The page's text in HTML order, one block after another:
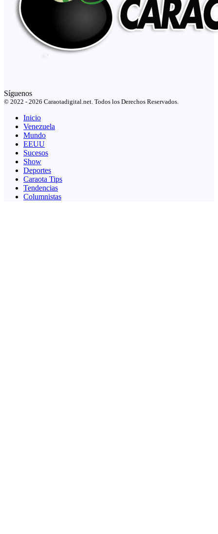
Síguenos
© 2022 - 2026 Caraotadigital.net. Todos los Derechos Reservados.
Inicio
Venezuela
Mundo
EEUU
Sucesos
Show
Deportes
Caraota Tips
Tendencias
Columnistas